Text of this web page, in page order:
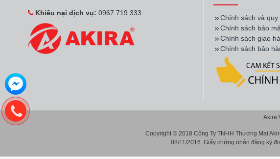
Khiếu nại dịch vụ: 0967 719 333
Chính sách và quy
Chính sách bảo
Chính sách giao
Chính sách bảo
Akira
Copyright © 2018 Công Ty TNHH Thương Mại
08/11/2016. Giấy chứng nhận đăng ký